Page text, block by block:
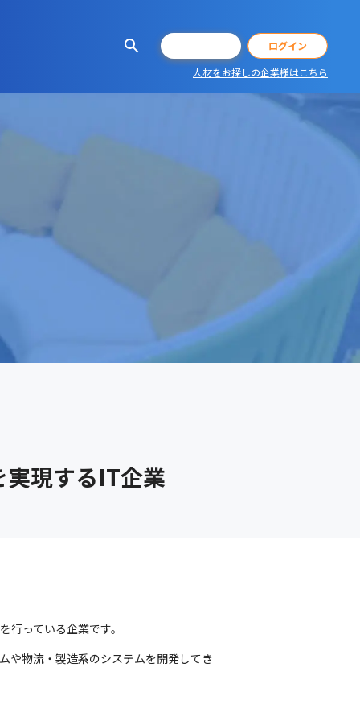
ログイン
人材をお探しの企業様はこちら
現するIT企業
っている企業です。
や物流・製造系のシステムを開発してき